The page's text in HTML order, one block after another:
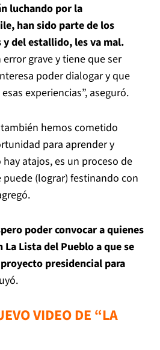
luchando por la
han sido parte de los
del estallido, les va mal.
grave y tiene que ser
poder dialogar y que
experiencias”, aseguró.
hemos cometido
para aprender y
atajos, es un proceso de
(lograr) festinando con
poder convocar a quienes
Lista del Pueblo a que se
presidencial para
VIDEO DE “LA